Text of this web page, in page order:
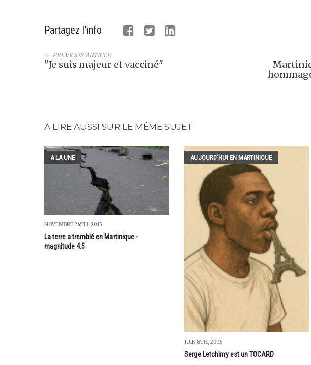
Partagez l'info
PREVIOUS ARTICLE
"Je suis majeur et vacciné"
A LIRE AUSSI SUR LE MÊME SUJET
A LA UNE
NOVEMBRE 24TH, 2015
La terre a tremblé en Martinique -
magnitude 4.5
AUJOURD'HUI EN MARTINIQUE
JUIN 8TH, 2025
Serge Letchimy est un TOCARD